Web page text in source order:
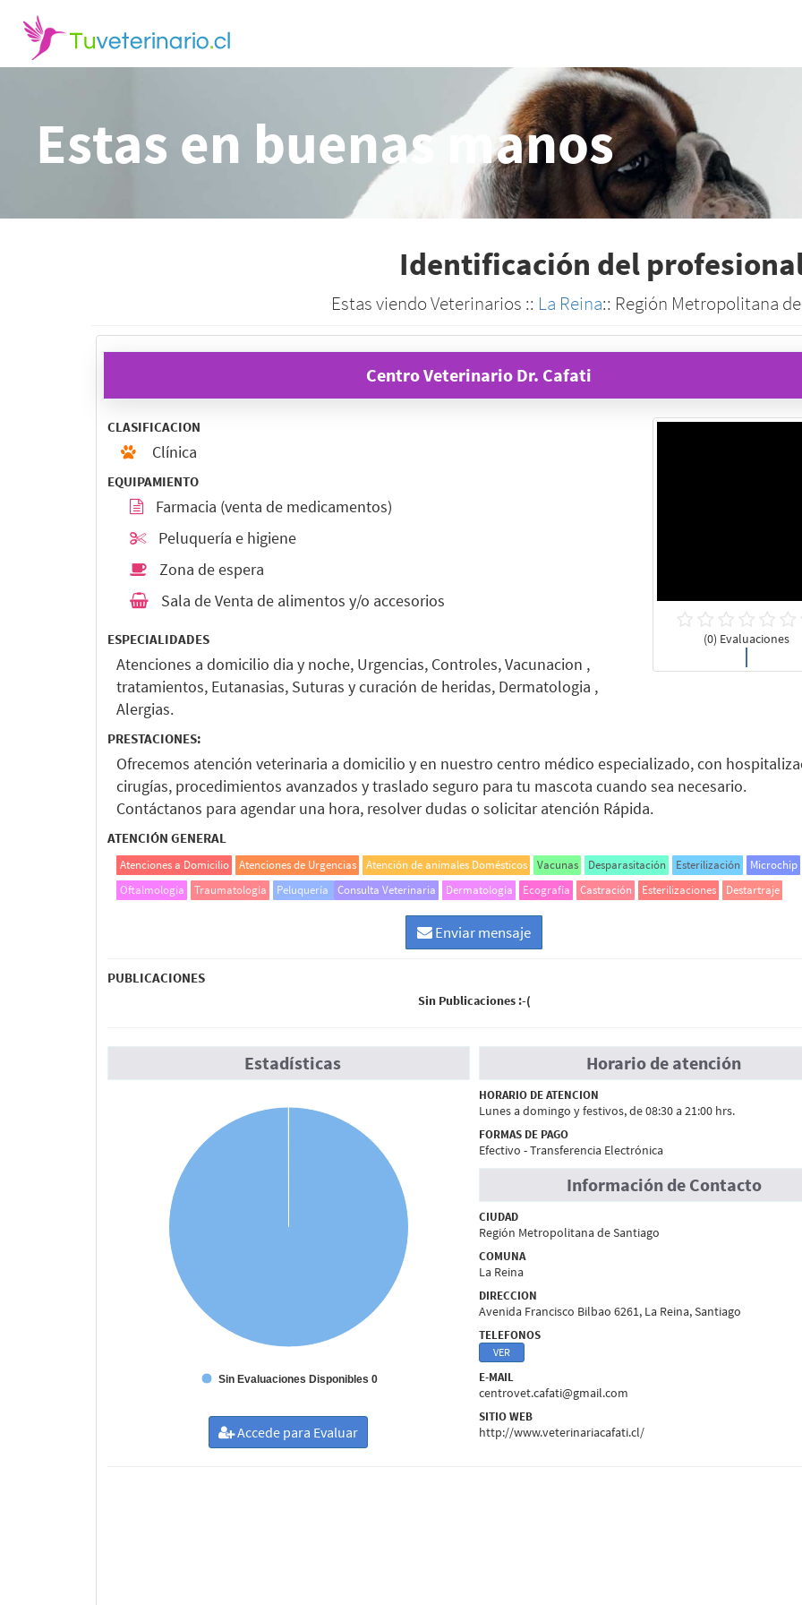
Estas en buenas manos
Identificación del
Estas viendo Veterinarios :: La Reina:: Región Metropolitana
Centro Veterinario Dr. Cafati
(0) Evaluaciones
CLASIFICACION
Clínica
EQUIPAMIENTO
Farmacia (venta de medicamentos)
Peluquería e higiene
Zona de espera
Sala de Venta de alimentos y/o accesorios
ESPECIALIDADES
Atenciones a domicilio dia y noche, Urgencias, Controles, Vacunacion ,
tratamientos, Eutanasias, Suturas y curación de heridas, Dermatologia ,
Alergias.
PRESTACIONES:
Ofrecemos atención veterinaria a domicilio y en nuestro centro médico especializado, con
cirugías, procedimientos avanzados y traslado seguro para tu mascota cuando sea necesario.
Contáctanos para agendar una hora, resolver dudas o solicitar atención Rápida.
ATENCIÓN GENERAL
Atenciones a Domicilio Atenciones de Urgencias Atención de animales Domésticos Vacunas Desparasitación Esterilización
Microchip
Oftalmología
Traumatología Peluquería Consulta Veterinaria Dermatología Ecografía Castración Esterilizaciones Destartraje
Enviar mensaje
PUBLICACIONES
Sin Publicaciones :-(
Estadísticas
Sin Evaluaciones Disponibles 0
Accede para Evaluar
Horario de atención
HORARIO DE ATENCION
Lunes a domingo y festivos, de 08:30 a 21:00 hrs.
FORMAS DE PAGO
Efectivo - Transferencia Electrónica
Información de Contacto
CIUDAD
Región Metropolitana de Santiago
COMUNA
La Reina
DIRECCION
Avenida Francisco Bilbao 6261, La Reina, Santiago
TELEFONOS
VER
E-MAIL
centrovet.cafati@gmail.com
SITIO WEB
http://www.veterinariacafati.cl/